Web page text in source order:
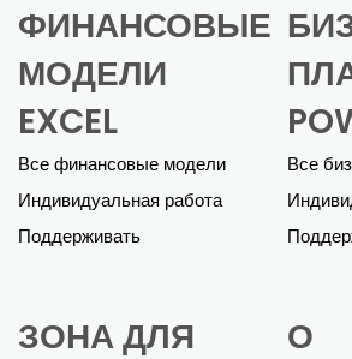
ФИНАНСОВЫЕ
МОДЕЛИ
EXCEL
Все финансовые модели
Индивидуальная работа
Поддерживать
Все
ЗОНА ДЛЯ О